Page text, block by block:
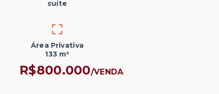
suíte
Área Privativa
133 m²
R$800.000/VENDA